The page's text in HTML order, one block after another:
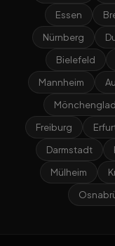
Essen
Nürnberg
Bielefeld
Mannheim
Freiburg
Darmstadt
Mülheim